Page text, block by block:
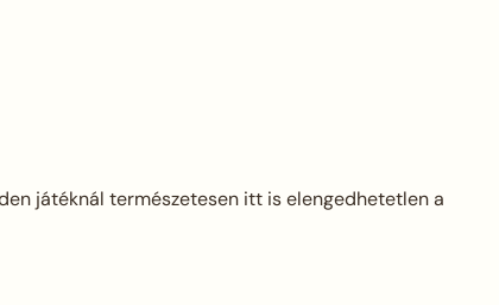
játéknál természetesen itt is elengedhetetlen a